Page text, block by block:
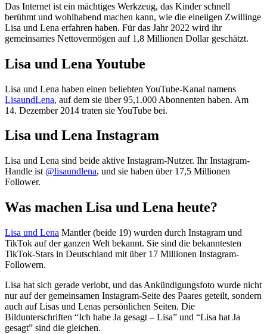
Das Internet ist ein mächtiges Werkzeug, das Kinder schnell
berühmt und wohlhabend machen kann, wie die eineiigen Zwillinge
Lisa und Lena erfahren haben. Für das Jahr 2022 wird ihr
gemeinsames Nettovermögen auf 1,8 Millionen Dollar geschätzt.
Lisa und Lena Youtube
Lisa und Lena haben einen beliebten YouTube-Kanal namens
LisaundLena, auf dem sie über 95,1.000 Abonnenten haben. Am
14. Dezember 2014 traten sie YouTube bei.
Lisa und Lena Instagram
Lisa und Lena sind beide aktive Instagram-Nutzer. Ihr Instagram-
Handle ist @lisaundlena, und sie haben über 17,5 Millionen
Follower.
Was machen Lisa und Lena heute?
Lisa und Lena Mantler (beide 19) wurden durch Instagram und
TikTok auf der ganzen Welt bekannt. Sie sind die bekanntesten
TikTok-Stars in Deutschland mit über 17 Millionen Instagram-
Followern.
Lisa hat sich gerade verlobt, und das Ankündigungsfoto wurde nicht
nur auf der gemeinsamen Instagram-Seite des Paares geteilt, sondern
auch auf Lisas und Lenas persönlichen Seiten. Die
Bildunterschriften “Ich habe Ja gesagt – Lisa” und “Lisa hat Ja
gesagt” sind die gleichen.